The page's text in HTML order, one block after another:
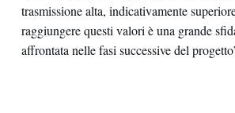
trasmissione alta, indicativamente
raggiungere questi valori è una grande
affrontata nelle fasi successive del